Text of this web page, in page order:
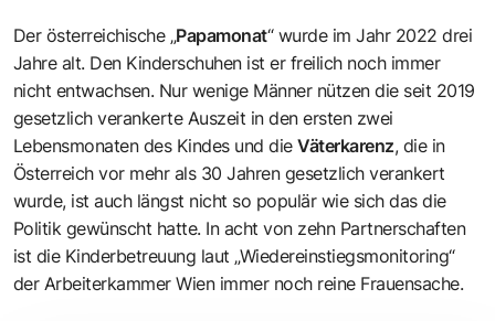
Der österreichische „Papamonat“ wurde im Jahr 2022 drei
Jahre alt. Den Kinderschuhen ist er freilich noch immer
nicht entwachsen. Nur wenige Männer nützen die seit 2019
gesetzlich verankerte Auszeit in den ersten zwei
Lebensmonaten des Kindes und dieVäterkarenz, die in
Österreich vor mehr als 30 Jahren gesetzlich verankert
wurde, ist auch längst nicht so populär wie sich das die
Politik gewünscht hatte. In acht von zehn Partnerschaften
ist die Kinderbetreuung laut „Wiedereinstiegsmonitoring“
der Arbeiterkammer Wienimmer noch reine Frauensache.